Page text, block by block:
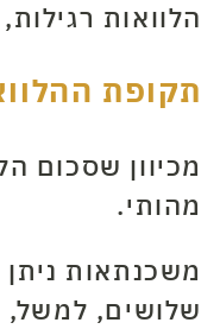
הלוואות
תקופת
מכיוון שסכום
מהותי.
משכנתאות
שלושים, למשל,